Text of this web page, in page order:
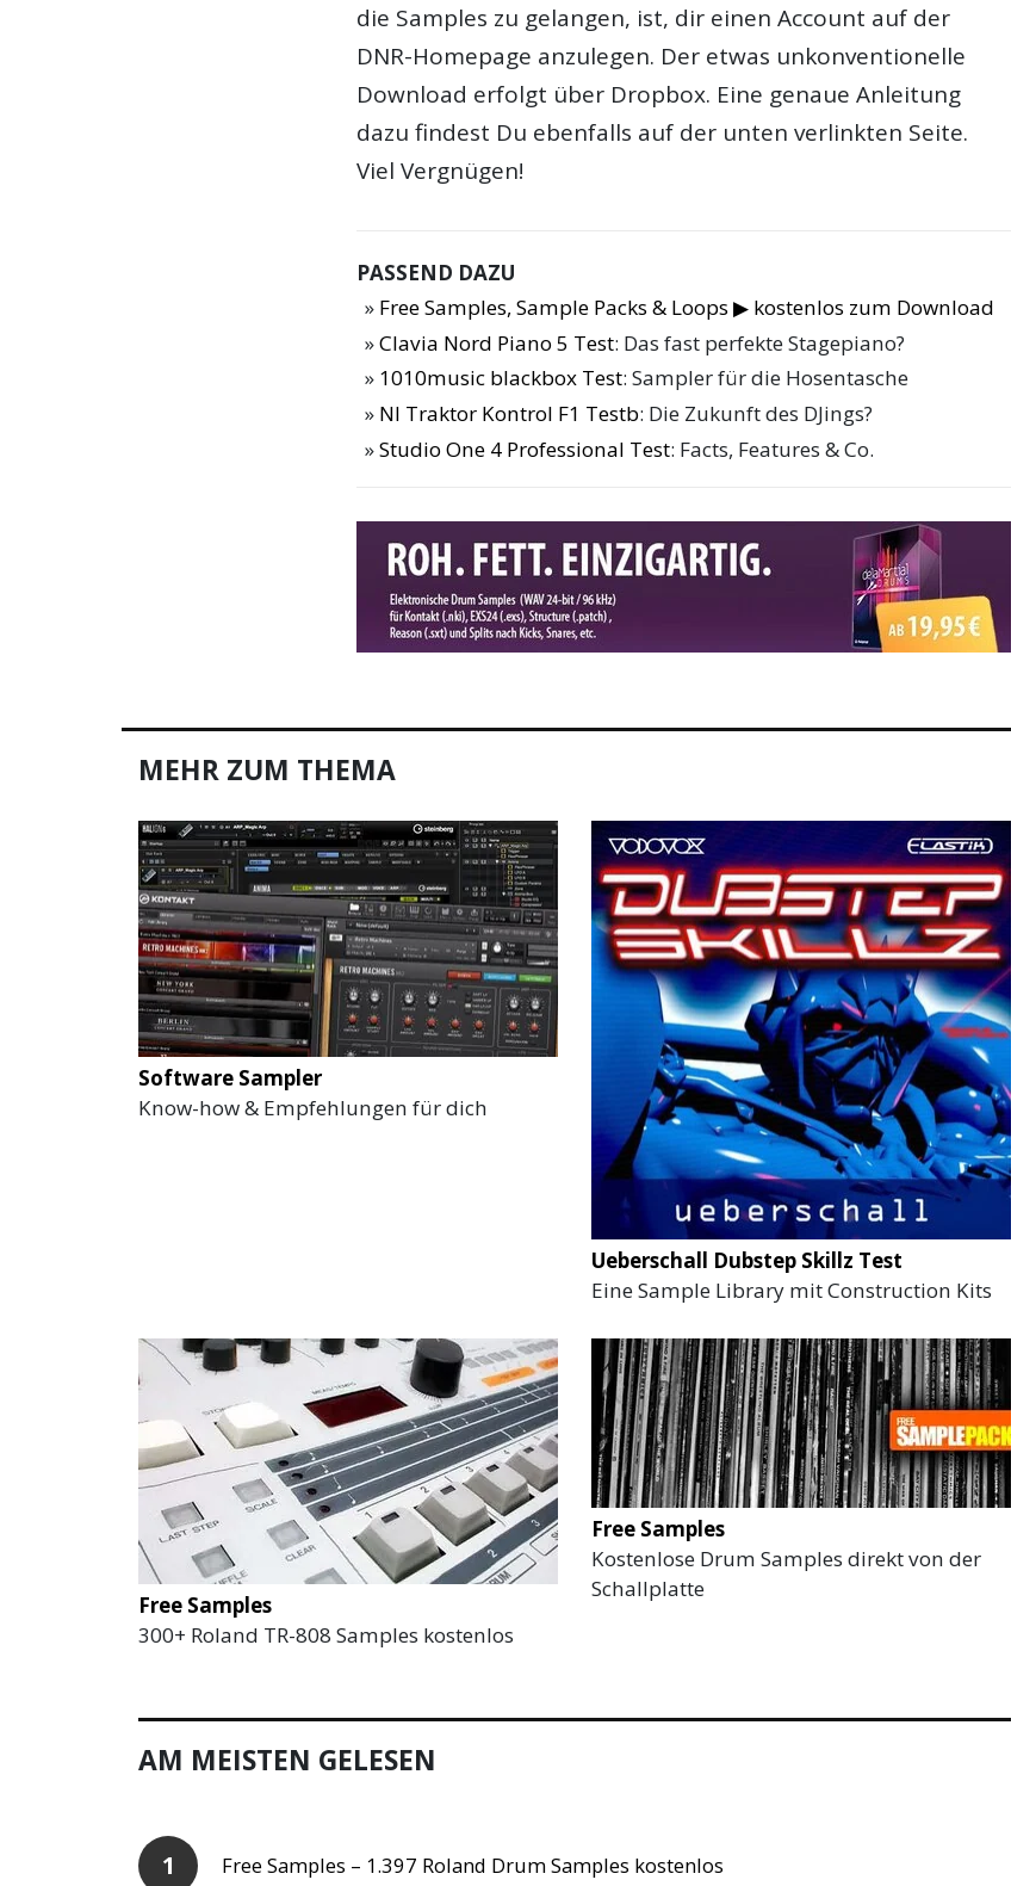
die Samples zu gelangen, ist, dir einen Account auf der
DNR-Homepage anzulegen. Der etwas unkonventionelle
Download erfolgt über Dropbox. Eine genaue Anleitung
dazu findest Du ebenfalls auf der unten verlinkten Seite.
Viel Vergnügen!
PASSEND DAZU
Free Samples, Sample Packs & Loops ▶ kostenlos zum Download
Clavia Nord Piano 5 Test: Das fast perfekte Stagepiano?
1010music blackbox Test: Sampler für die Hosentasche
NI Traktor Kontrol F1 Testb: Die Zukunft des DJings?
Studio One 4 Professional Test: Facts, Features & Co.
MEHR ZUM THEMA
Software Sampler
Know-how & Empfehlungen für dich
Ueberschall Dubstep Skillz Test
Eine Sample Library mit Construction Kits
Free Samples
300+ Roland TR-808 Samples kostenlos
Free Samples
Kostenlose Drum Samples direkt von der
Schallplatte
AM MEISTEN GELESEN
Free Samples – 1.397 Roland Drum Samples kostenlos